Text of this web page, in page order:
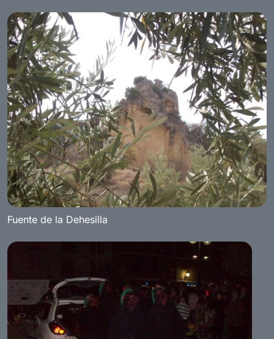
Fuente de la Dehesilla